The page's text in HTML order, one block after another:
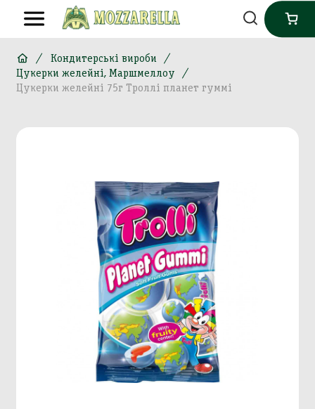
Кондитерські вироби
Цукерки желейні, Маршмеллоу
Цукерки желейні 75г Троллі планет гуммі